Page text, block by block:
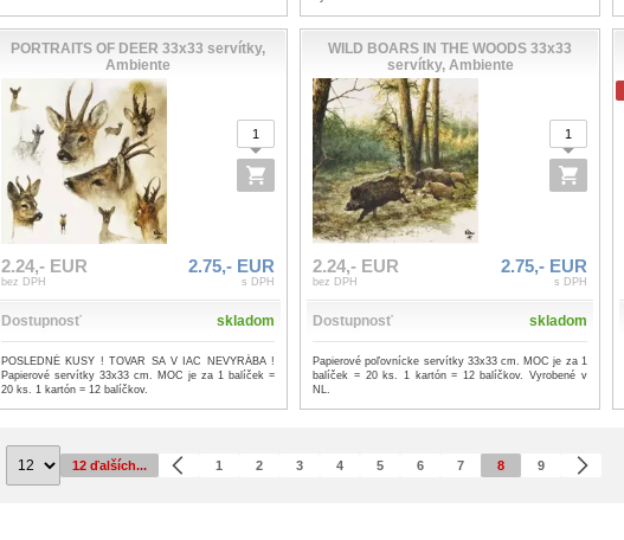
PORTRAITS OF DEER 33x33 servítky,
Ambiente
2.24,- EUR
bez DPH
2.75,- EUR
s DPH
Dostupnosť skladom
POSLEDNÉ KUSY ! TOVAR SA V IAC NEVYRÁBA !
Papierové servítky 33x33 cm. MOC je za 1 balíček =
20 ks. 1 kartón = 12 balíčkov.
WILD BOARS IN THE WOODS 33x33
servítky, Ambiente
2.24,- EUR
bez DPH
2.75,- EUR
s DPH
Dostupnosť skladom
Papierové poľovnícke servítky 33x33 cm. MOC je za 1
balíček = 20 ks. 1 kartón = 12 balíčkov. Vyrobené v
NL.
12 ďalších... 1 2 3 4 5 6 7 8 9